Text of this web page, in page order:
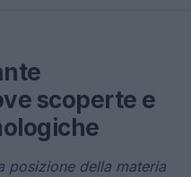
scoperte e
posizione della materia